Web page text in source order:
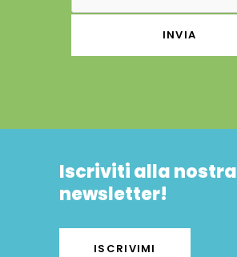
Iscriviti alla nostra
newsletter!
ISCRIVIMI